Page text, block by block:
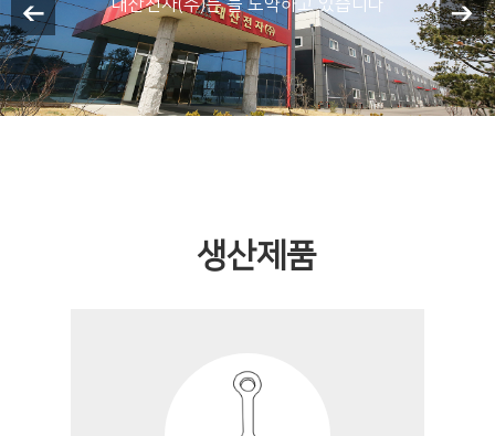
대산전자(주)는 늘 도약하고 있습니다
생산제품